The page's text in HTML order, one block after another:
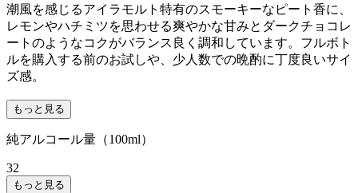
潮風を感じるアイラモルト特有のスモーキーなピート香に、
レモンやハチミツを思わせる爽やかな甘みとダークチョコレ
ートのようなコクがバランス良く調和しています。フルボト
ルを購入する前のお試しや、少人数での晩酌に丁度良いサイ
ズ感。
もっと見る
純アルコール量（100ml）
32
もっと見る